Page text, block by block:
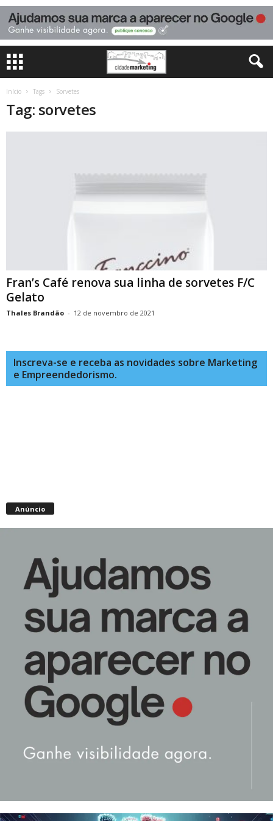
Início Tags Sorvetes
Tag: sorvetes
Fran’s Café renova sua linha de sorvetes F/C
Gelato
Thales Brandão - 12 de novembro de 2021
Inscreva-se e receba as novidades sobre Marketing
e Empreendedorismo.
Anúncio